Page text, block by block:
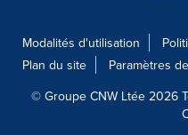
Modalités d'utilisation
Plan du site
Paramètres
© Groupe CNW Ltée 2026